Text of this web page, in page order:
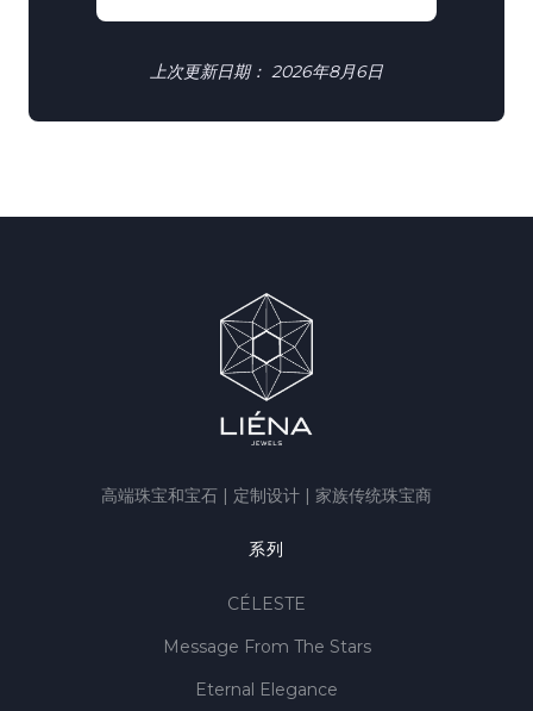
上次更新日期： 2026年8月6日
高端珠宝和宝石 | 定制设计 | 家族传统珠宝商
系列
CÉLESTE
Message From The Stars
Eternal Elegance